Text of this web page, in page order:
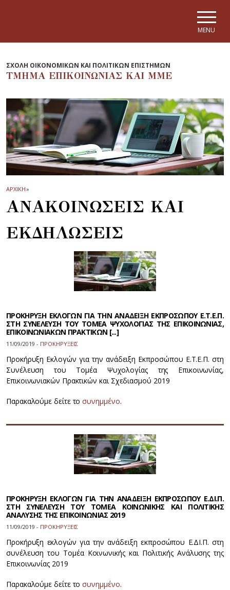
MENU
ΣΧΟΛΗ ΟΙΚΟΝΟΜΙΚΩΝ ΚΑΙ ΠΟΛΙΤΙΚΩΝ ΕΠΙΣΤΗΜΩΝ
ΤΜΗΜΑ EΠΙΚΟΙΝΩΝΙΑΣ ΚΑΙ ΜΜΕ
ΑΡΧΙΚΗ»
ΑΝΑΚΟΙΝΩΣΕΙΣ ΚΑΙ
ΕΚΔΗΛΩΣΕΙΣ
ΠΡΟΚΗΡΥΞΗ ΕΚΛΟΓΩΝ ΓΙΑ ΤΗΝ ΑΝΑΔΕΙΞΗ ΕΚΠΡΟΣΩΠΟΥ Ε.Τ.Ε.Π.
ΣΤΗ ΣΥΝΕΛΕΥΣΗ ΤΟΥ ΤΟΜΕΑ ΨΥΧΟΛΟΓΙΑΣ ΤΗΣ ΕΠΙΚΟΙΝΩΝΙΑΣ,
ΕΠΙΚΟΙΝΩΝΙΑΚΩΝ ΠΡΑΚΤΙΚΩΝ [...]
11/09/2019 - ΠΡΟΚΗΡΥΞΕΙΣ
Προκήρυξη Εκλογών για την ανάδειξη Εκπροσώπου Ε.Τ.Ε.Π. στη
Συνέλευση του Τομέα Ψυχολογίας της Επικοινωνίας,
Επικοινωνιακών Πρακτικών και Σχεδιασμού 2019
Παρακαλούμε δείτε τοσυνημμένο.
ΠΡΟΚΗΡΥΞΗ ΕΚΛΟΓΩΝ ΓΙΑ ΤΗΝ ΑΝΑΔΕΙΞΗ ΕΚΠΡΟΣΩΠΟΥ Ε.ΔΙ.Π.
ΣΤΗ ΣΥΝΕΛΕΥΣΗ ΤΟΥ ΤΟΜΕΑ ΚΟΙΝΩΝΙΚΗΣ ΚΑΙ ΠΟΛΙΤΙΚΗΣ
ΑΝΑΛΥΣΗΣ ΤΗΣ ΕΠΙΚΟΙΝΩΝΙΑΣ 2019
11/09/2019 - ΠΡΟΚΗΡΥΞΕΙΣ
Προκήρυξη εκλογών για την ανάδειξη εκπροσώπου E.ΔI.Π. στη
συνέλευση του Τομέα Κοινωνικής και Πολιτικής Ανάλυσης της
Επικοινωνίας 2019
Παρακαλούμε δείτε τοσυνημμένο.